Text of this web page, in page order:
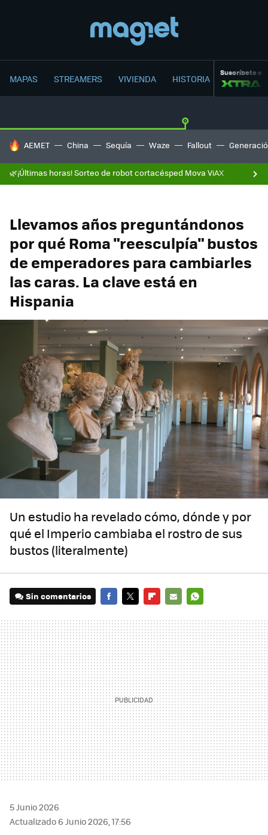
MAPAS STREAMERS VIVIENDA HISTORIA Suscríbete a
HOY SE HABLA DE
AEMET China Sequía Waze Fallout
🌿¡Últimas horas! Sorteo de robot cortacésped Mova ViAX
Llevamos años preguntándonos
por qué Roma "reesculpía" bustos
de emperadores para cambiarles
las caras. La clave está en
Hispania
Un estudio ha revelado cómo, dónde y por
qué el Imperio cambiaba el rostro de sus
bustos (literalmente)
Sin comentarios
MAIL
5 Junio 2026
Actualizado 6 Junio 2026, 17:56